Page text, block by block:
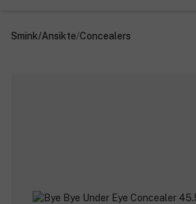
Smink/Ansikte/Concealers